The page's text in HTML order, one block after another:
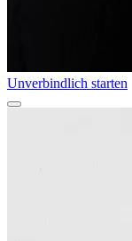
Unverbindlich starten